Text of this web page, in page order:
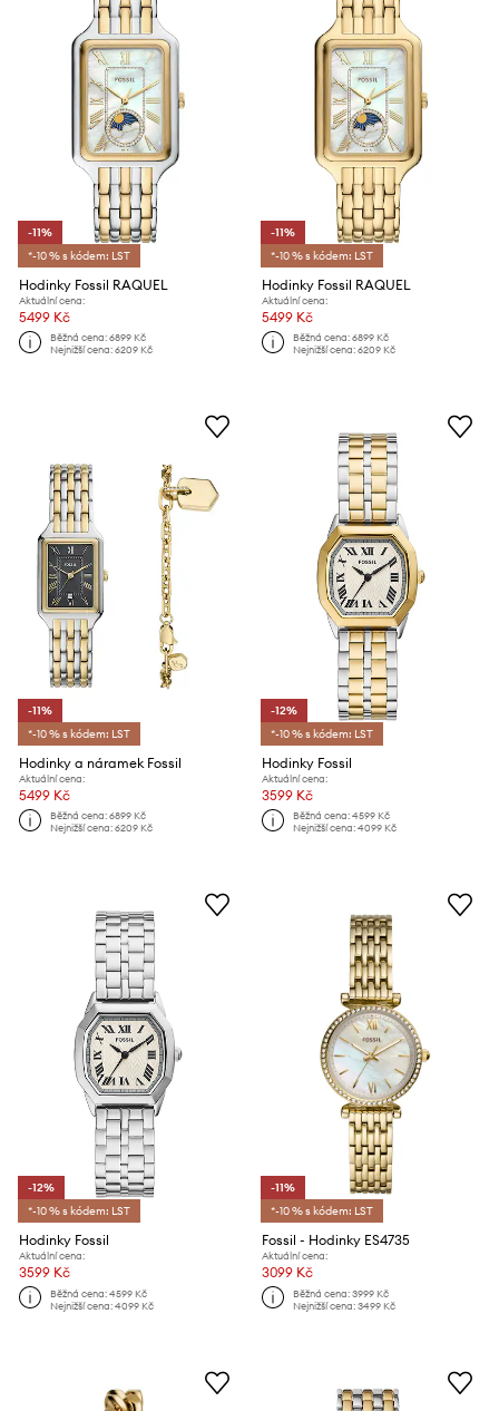
-11%
*-10 % s kódem: LST
Hodinky Fossil RAQUEL
Aktuální cena:
5499 Kč
Běžná cena:6899 Kč
Nejnižší cena:6209 Kč
-11%
*-10 % s kódem: LST
Hodinky Fossil RAQUEL
Aktuální cena:
5499 Kč
Běžná cena:6899 Kč
Nejnižší cena:6209 Kč
-11%
*-10 % s kódem: LST
Hodinky a náramek Fossil
Aktuální cena:
5499 Kč
Běžná cena:6899 Kč
Nejnižší cena:6209 Kč
-12%
*-10 % s kódem: LST
Hodinky Fossil
Aktuální cena:
3599 Kč
Běžná cena:4599 Kč
Nejnižší cena:4099 Kč
-12%
*-10 % s kódem: LST
Hodinky Fossil
Aktuální cena:
3599 Kč
Běžná cena:4599 Kč
Nejnižší cena:4099 Kč
-11%
*-10 % s kódem: LST
Fossil - Hodinky ES4735
Aktuální cena:
3099 Kč
Běžná cena:3999 Kč
Nejnižší cena:3499 Kč